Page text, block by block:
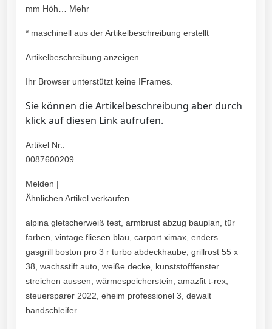
mm Höh… Mehr
* maschinell aus der Artikelbeschreibung erstellt
Artikelbeschreibung anzeigen
Ihr Browser unterstützt keine IFrames.
Sie können die Artikelbeschreibung aber durch
klick auf diesen Link aufrufen.
Artikel Nr.:
0087600209
Melden |
Ähnlichen Artikel verkaufen
alpina gletscherweiß test, armbrust abzug bauplan, tür
farben, vintage fliesen blau, carport ximax, enders
gasgrill boston pro 3 r turbo abdeckhaube, grillrost 55 x
38, wachsstift auto, weiße decke, kunststofffenster
streichen aussen, wärmespeicherstein, amazfit t-rex,
steuersparer 2022, eheim professionel 3, dewalt
bandschleifer